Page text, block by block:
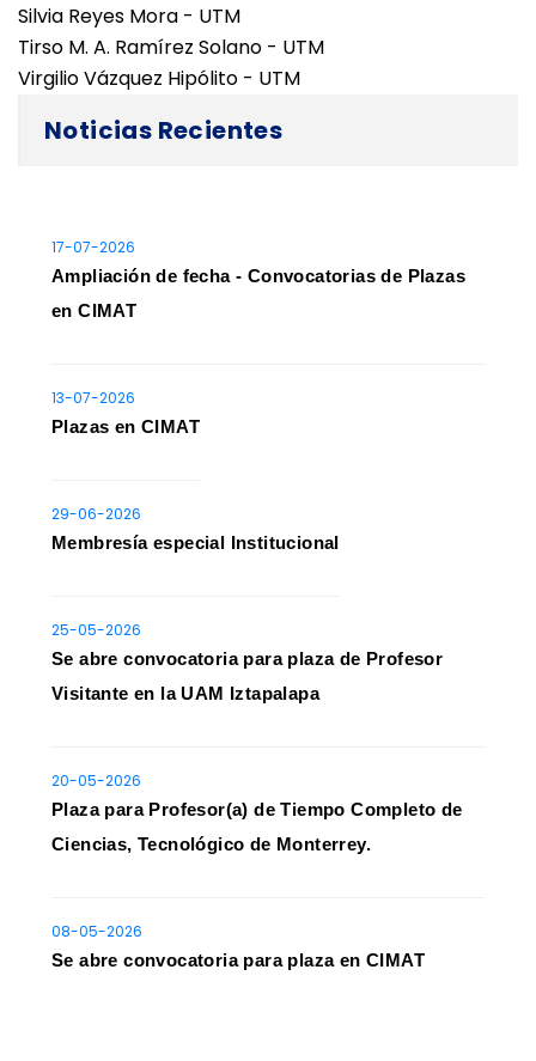
Silvia Reyes Mora - UTM
Tirso M. A. Ramírez Solano - UTM
Virgilio Vázquez Hipólito - UTM
Noticias Recientes
17-07-2026
Ampliación de fecha - Convocatorias de Plazas
en CIMAT
13-07-2026
Plazas en CIMAT
29-06-2026
Membresía especial Institucional
25-05-2026
Se abre convocatoria para plaza de Profesor
Visitante en la UAM Iztapalapa
20-05-2026
Plaza para Profesor(a) de Tiempo Completo de
Ciencias, Tecnológico de Monterrey.
08-05-2026
Se abre convocatoria para plaza en CIMAT